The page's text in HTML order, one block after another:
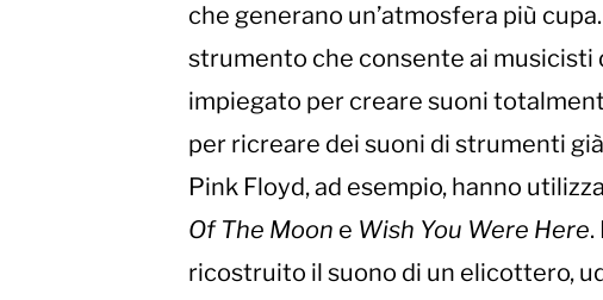
che generano un’atmosfera più
strumento che consente ai musicisti
impiegato per creare suoni
per ricreare dei suoni di strumenti
Pink Floyd, ad esempio, hanno
Of The Moon e Wish You Were Here.
ricostruito il suono di un elicottero,